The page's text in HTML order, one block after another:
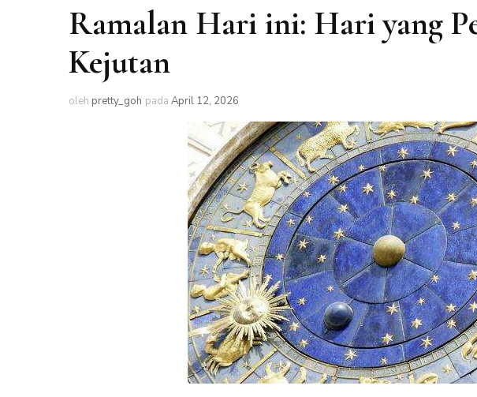
Ramalan Hari ini: Hari yang
Kejutan
oleh pretty_goh pada April 12, 2026